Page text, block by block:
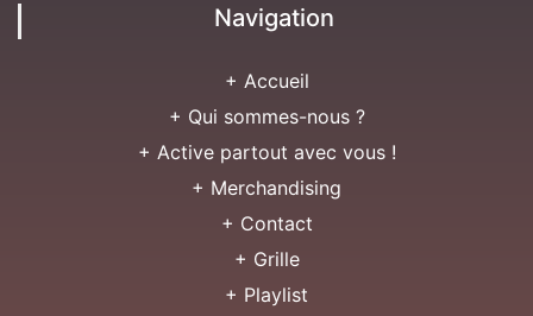
Navigation
+ Accueil
+ Qui sommes-nous ?
+ Active partout avec vous !
+ Merchandising
+ Contact
+ Grille
+ Playlist